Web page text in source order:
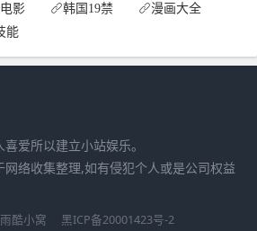
影 韩国19禁
漫画大全
能
爱所以建立小站娱乐。
络收集整理,如有侵犯个人或是公司权益
雨酷小窝 黑ICP备20001423号-2